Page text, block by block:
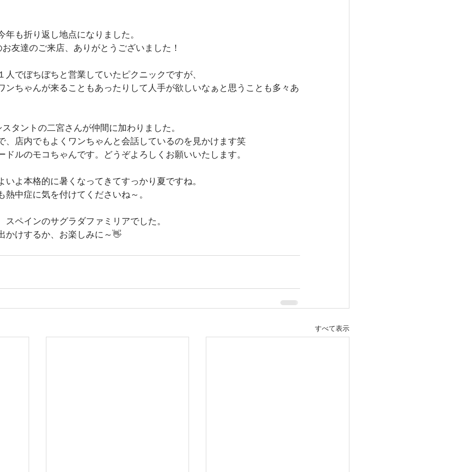
年も折り返し地点になりました。
友達のご来店、ありがとうございました！
人でぼちぼちと営業していたピクニックですが、
ンちゃんが来ることもあったりして人手が欲しいなぁと思うことも多々あ
タントの二宮さんが仲間に加わりました。
、店内でもよくワンちゃんと会話しているのを見かけます笑
ドルのモコちゃんです。どうぞよろしくお願いいたします。
いよ本格的に暑くなってきてすっかり夏ですね。
熱中症に気を付けてくださいね～。
スペインのサグラダファミリアでした。
かけするか、お楽しみに～👋
すべて表示